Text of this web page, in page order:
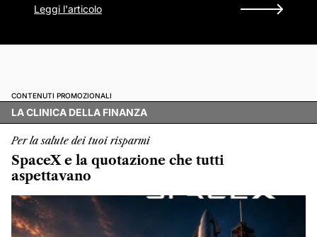
Leggi l'articolo
CONTENUTI PROMOZIONALI
LA CLINICA DELLA FINANZA
Per la salute dei tuoi risparmi
SpaceX e la quotazione che tutti
aspettavano